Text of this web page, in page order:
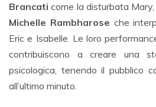
Brancati come la disturbata Mary,
Michelle Rambharose che
Eric e Isabelle. Le loro
contribuiscono a creare una
psicologica, tenendo il pubblico
all’ultimo minuto.